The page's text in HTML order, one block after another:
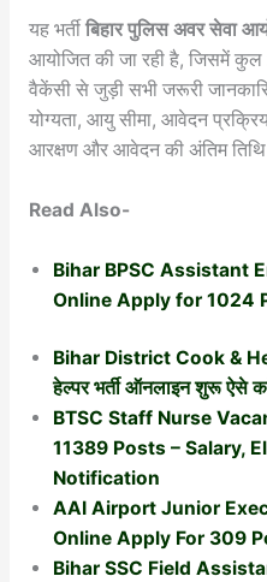
यह भर्ती बिहार पुलिस अवर सेवा
आयोजित की जा रही है, जिसमें कुल
वैकेंसी से जुड़ी सभी जरूरी
योग्यता, आयु सीमा, आवेदन
आरक्षण और आवेदन की अंतिम
Read Also-
Bihar BPSC Assistant
Online Apply for 1024
Bihar District Cook &
हेल्पर भर्ती ऑनलाइन शुरू ऐसे
BTSC Staff Nurse
11389 Posts – Salary,
Notification
AAI Airport Junior
Online Apply For 309
Bihar SSC Field